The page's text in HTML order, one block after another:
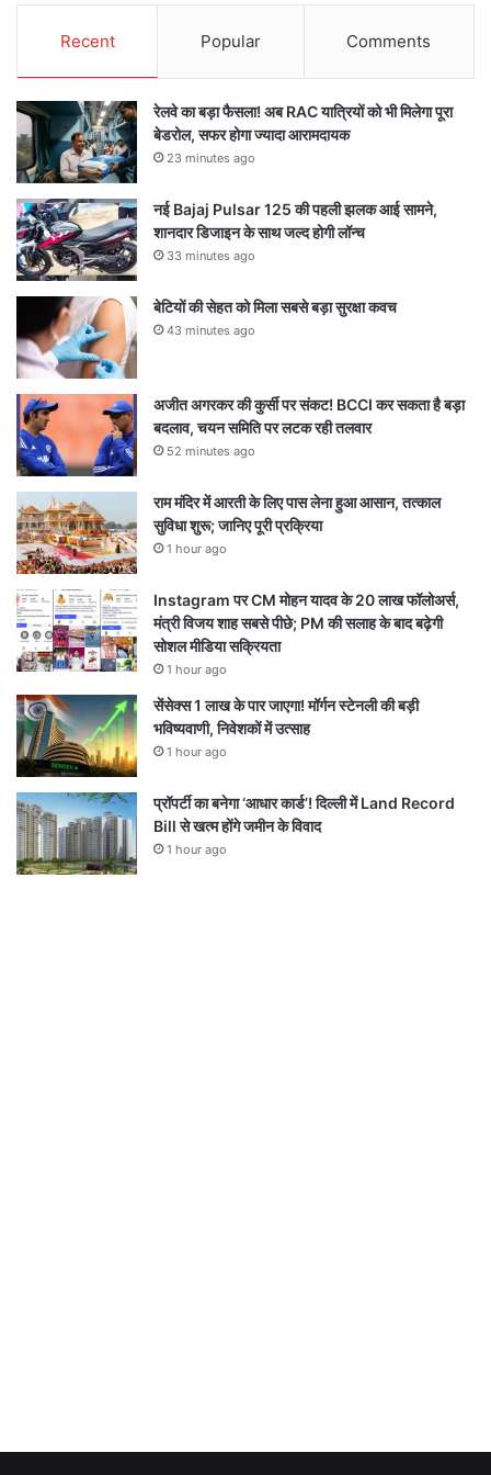
Recent Popular Comments
रेलवे का बड़ा फैसला! अब RAC यात्रियों को भी मिलेगा पूरा
बेडरोल, सफर होगा ज्यादा आरामदायक
23 minutes ago
नई Bajaj Pulsar 125 की पहली झलक आई सामने,
शानदार डिजाइन के साथ जल्द होगी लॉन्च
33 minutes ago
बेटियों की सेहत को मिला सबसे बड़ा सुरक्षा कवच
43 minutes ago
अजीत अगरकर की कुर्सी पर संकट! BCCI कर सकता है बड़ा
बदलाव, चयन समिति पर लटक रही तलवार
52 minutes ago
राम मंदिर में आरती के लिए पास लेना हुआ आसान, तत्काल
सुविधा शुरू; जानिए पूरी प्रक्रिया
1 hour ago
Instagram पर CM मोहन यादव के 20 लाख फॉलोअर्स,
मंत्री विजय शाह सबसे पीछे; PM की सलाह के बाद बढ़ेगी
सोशल मीडिया सक्रियता
1 hour ago
सेंसेक्स 1 लाख के पार जाएगा! मॉर्गन स्टेनली की बड़ी
भविष्यवाणी, निवेशकों में उत्साह
1 hour ago
प्रॉपर्टी का बनेगा ‘आधार कार्ड’! दिल्ली में Land Record
Bill से खत्म होंगे जमीन के विवाद
1 hour ago